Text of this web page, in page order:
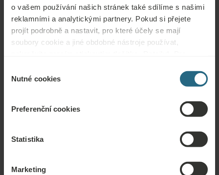
o vašem používání našich stránek také sdílíme s našimi
reklamními a analytickými partnery. Pokud si přejete
projít podrobně a nastavit, pro které účely se mají
soubory cookie a jiné obdobné nástroje používat,
„Povolit vše“.
souhlasu
Nutné cookies
Preferenční cookies
Statistika
Marketing
Obraťte se na nás s jakýmikoli dotazy ohledně našich hotelů Ensana nebo